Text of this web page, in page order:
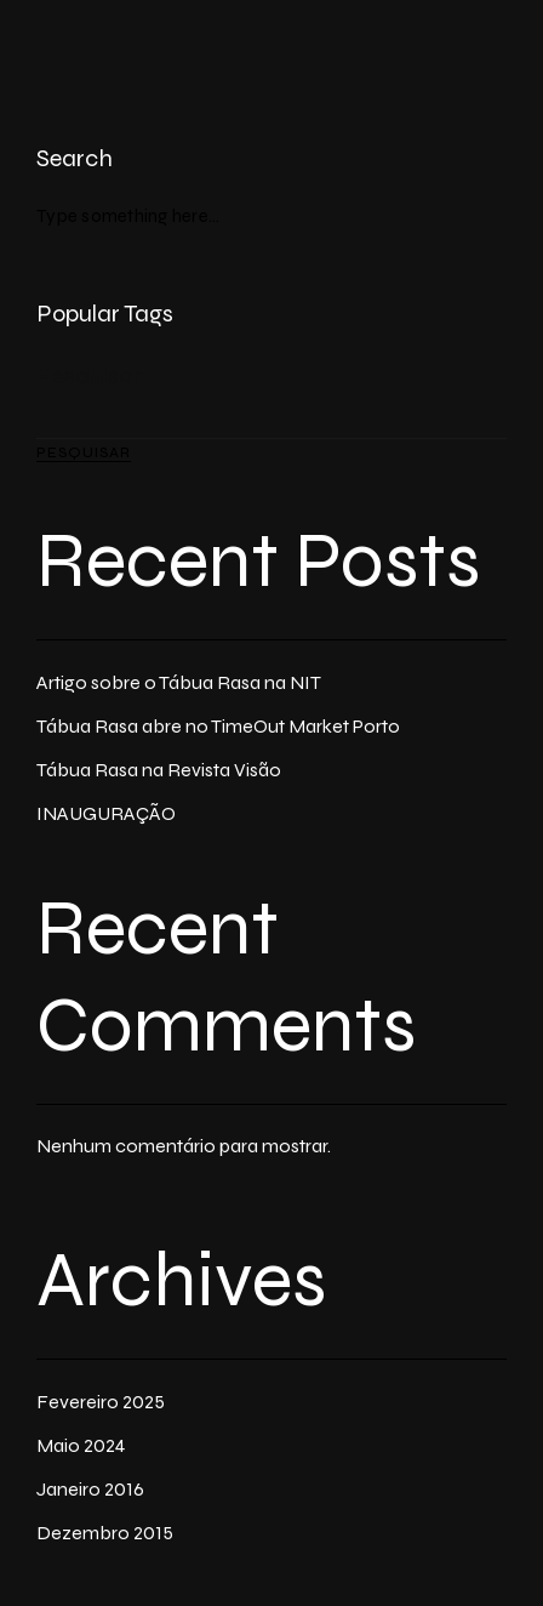
Search
Popular Tags
Recent Posts
Artigo sobre o Tábua Rasa na NIT
Tábua Rasa abre no TimeOut Market Porto
Tábua Rasa na Revista Visão
INAUGURAÇÃO
Recent
Comments
Nenhum comentário para mostrar.
Archives
Fevereiro 2025
Maio 2024
Janeiro 2016
Dezembro 2015